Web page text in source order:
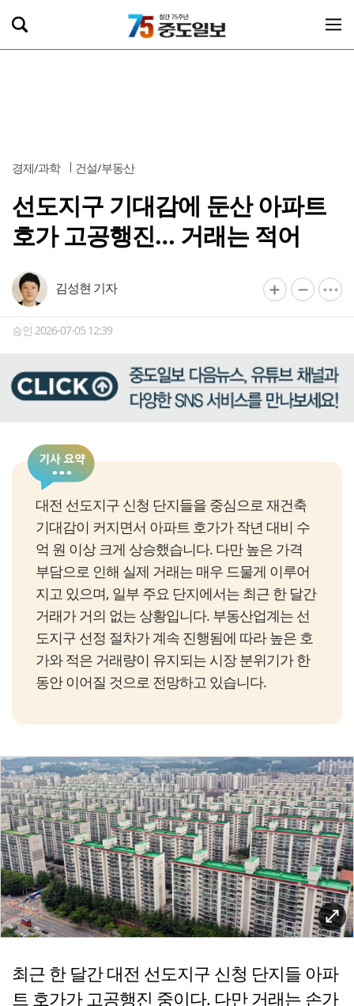
경제/과학 건설/부동산
선도지구 기대감에 둔산 아파트
호가 고공행진… 거래는 적어
김성현 기자
승인 2026-07-05 12:39
대전 선도지구 신청 단지들을 중심으로 재건축
기대감이 커지면서 아파트 호가가 작년 대비 수
억 원 이상 크게 상승했습니다. 다만 높은 가격
부담으로 인해 실제 거래는 매우 드물게 이루어
지고 있으며, 일부 주요 단지에서는 최근 한 달간
거래가 거의 없는 상황입니다. 부동산업계는 선
도지구 선정 절차가 계속 진행됨에 따라 높은 호
가와 적은 거래량이 유지되는 시장 분위기가 한
동안 이어질 것으로 전망하고 있습니다.
최근 한 달간 대전 선도지구 신청 단지들 아파
트 호가가 고공행진 중이다. 다만 거래는 손가